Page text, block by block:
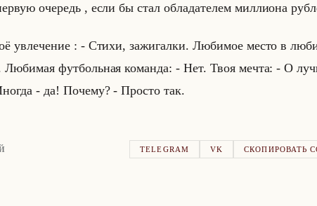
оче­редь , если бы стал об­ла­да­те­лем мил­ли­она
увле­че­ние : - Стихи, за­жи­гал­ки. Лю­би­мое место в
фут­больная ко­ман­да: - Нет. Твоя мечта: - О
- да! По­че­му? - Про­сто так.
TELEGRAM VK СКОПИРОВАТЬ